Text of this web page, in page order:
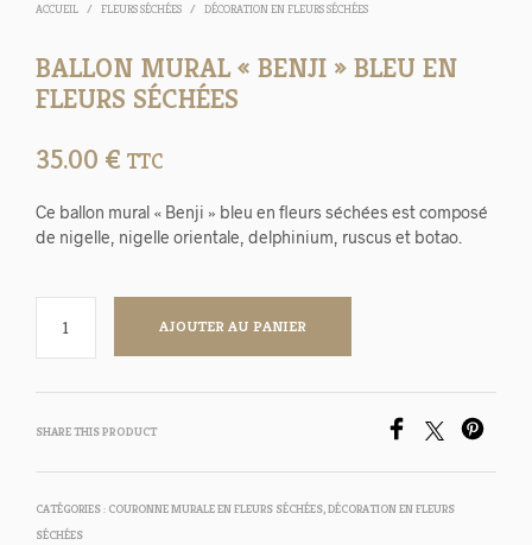
ACCUEIL / FLEURS SÉCHÉES / DÉCORATION EN FLEURS SÉCHÉES
BALLON MURAL « BENJI » BLEU EN
FLEURS SÉCHÉES
35.00 € TTC
Ce ballon mural « Benji » bleu en fleurs séchées est composé
de nigelle, nigelle orientale, delphinium, ruscus et botao.
AJOUTER AU PANIER
SHARE THIS PRODUCT
CATÉGORIES : COURONNE MURALE EN FLEURS SÉCHÉES,DÉCORATION EN FLEURS
SÉCHÉES